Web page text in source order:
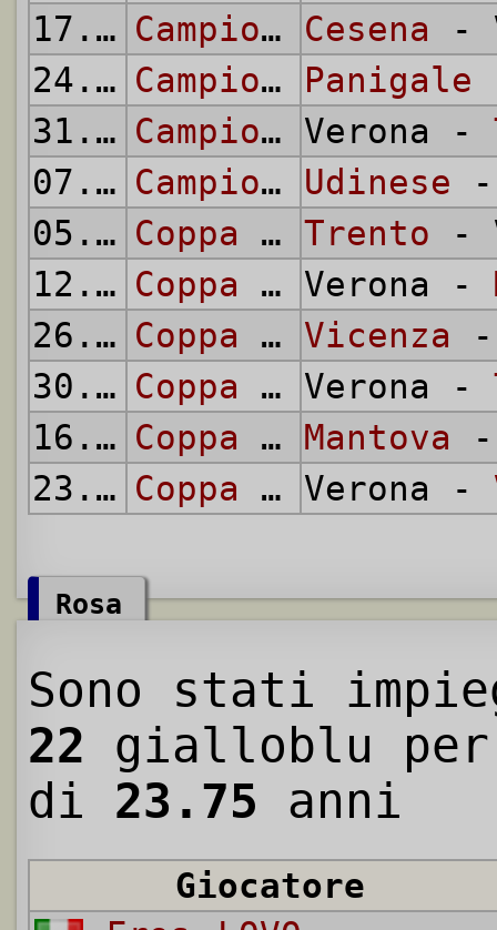
17.03.
1946 Campionato Alta Italia Cesena -
24.03.
1946 Campionato Alta Italia Panigale
31.03.
1946 Campionato Alta Italia Verona -
07.04.
1946 Campionato Alta Italia Udinese -
05.05.
1946 Coppa Alta Italia Trento -
12.05.
1946 Coppa Alta Italia Verona -
26.05.
1946 Coppa Alta Italia Vicenza -
30.05.
1946 Coppa Alta Italia Verona -
16.06.
1946 Coppa Alta Italia Mantova -
23.06.
1946 Coppa Alta Italia Verona -
Rosa
Sono stati
22 gialloblu per
di 23.75 anni
Giocatore